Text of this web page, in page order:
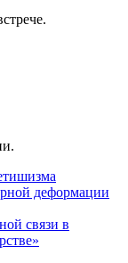
деформации
связи в